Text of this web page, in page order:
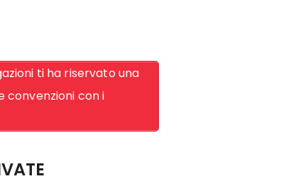
ti ha riservato una
con i